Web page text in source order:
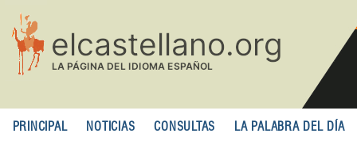
contenido
principal
PRINCIPAL NOTICIAS CONSULTAS LA PALABRA DEL DÍA